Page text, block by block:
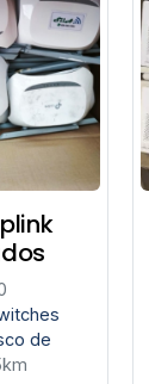
de